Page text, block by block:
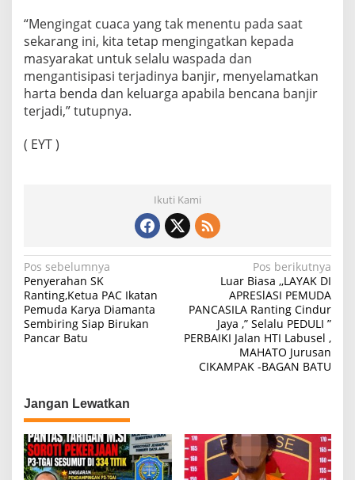
“Mengingat cuaca yang tak menentu pada saat
sekarang ini, kita tetap mengingatkan kepada
masyarakat untuk selalu waspada dan
mengantisipasi terjadinya banjir, menyelamatkan
harta benda dan keluarga apabila bencana banjir
terjadi,” tutupnya.
( EYT )
Ikuti Kami
N
a
v
i
s
i
p
o
Pos sebelumnya
Penyerahan SK
Ranting,Ketua PAC Ikatan
Pemuda Karya Diamanta
Sembiring Siap Birukan
Pancar Batu
Pos berikutnya
Luar Biasa ,,LAYAK DI
APRESlASI PEMUDA
PANCASILA Ranting Cindur
Jaya ,” Selalu PEDULI ”
PERBAIKI Jalan HTI Labusel ,
MAHATO Jurusan
CIKAMPAK -BAGAN BATU
Jangan Lewatkan